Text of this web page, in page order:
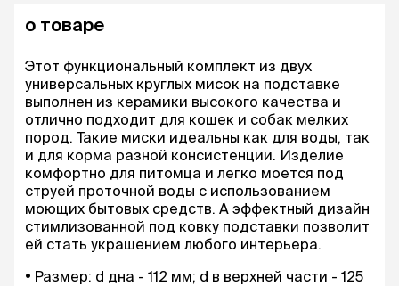
о товаре
Этот функциональный комплект из двух
универсальных круглых мисок на подставке
выполнен из керамики высокого качества и
отлично подходит для кошек и собак мелких
пород. Такие миски идеальны как для воды, так
и для корма разной консистенции. Изделие
комфортно для питомца и легко моется под
струей проточной воды с использованием
моющих бытовых средств. А эффектный дизайн
стимлизованной под ковку подставки позволит
ей стать украшением любого интерьера.
Размер: d дна - 112 мм; d в верхней части - 125